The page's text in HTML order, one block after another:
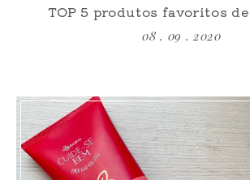
TOP 5 produtos favoritos
08 . 09 . 2020